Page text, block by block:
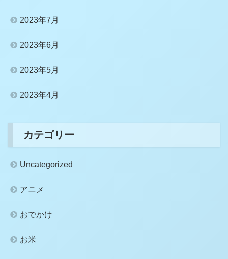
2023年7月
2023年6月
2023年5月
2023年4月
カテゴリー
Uncategorized
アニメ
おでかけ
お米